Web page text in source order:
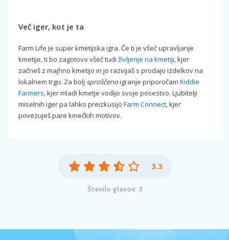
Več iger, kot je ta
Farm Life je super kmetijska igra. Če ti je všeč upravljanje
kmetije, ti bo zagotovo všeč tudi življenje na kmetiji, kjer
začneš z majhno kmetijo in jo razvijaš s prodajo izdelkov na
lokalnem trgu. Za bolj sproščenoigranje priporočam Kiddie
Farmers, kjer mladi kmetje vodijo svoje posestvo. Ljubitelji
miselnih iger pa lahko preizkusijo Farm Connect, kjer
povezuješ pare kmečkih motivov.
3.3
Število glasov: 3